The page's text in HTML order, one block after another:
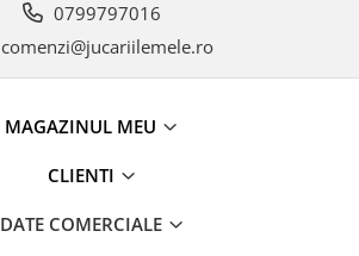
0799797016
comenzi@jucariilemele.ro
MAGAZINUL MEU
CLIENTI
DATE COMERCIALE